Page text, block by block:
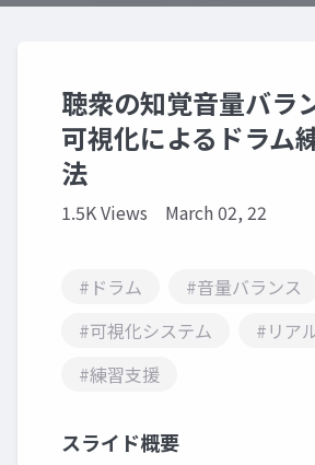
聴衆の知覚音量バラ
可視化によるドラム
法
1.5K Views March 02, 22
#ドラム
#音量バランス
#可視化システム
#リア
#練習支援
スライド概要